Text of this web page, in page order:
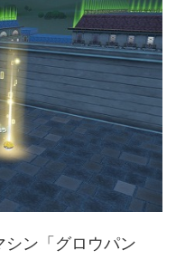
ン「グロウパン